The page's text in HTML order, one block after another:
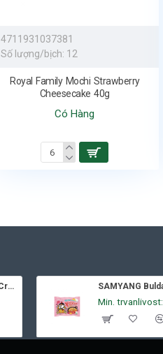
4711931037381
Số lượng/bịch: 12
Royal Family Mochi Strawberry
Cheesecake 40g
Có Hàng
BINGGRAE Melona Melone Ice Cream 8x70ml
Min. trvanlivost: